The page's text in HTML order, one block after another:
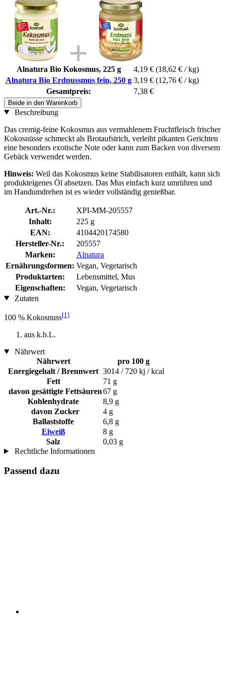
Alnatura Bio Kokosmus, 225 g 4,19 € (18,62 € / kg)
Alnatura Bio Erdnussmus fein, 250 g 3,19 € (12,76 € / kg)
Gesamtpreis:
7,38 €
Beide in den Warenkorb
Beschreibung
Das cremig-feine Kokosmus aus vermahlenem Fruchtfleisch frischer
Kokosnüsse schmeckt als Brotaufstrich, verleiht pikanten Gerichten
eine besonders exotische Note oder kann zum Backen von diversem
Gebäck verwendet werden.
Hinweis: Weil das Kokosmus keine Stabilisatoren enthält, kann sich
produkteigenes Öl absetzen. Das Mus einfach kurz umrühren und
im Handumdrehen ist es wieder vollständig genießbar.
Art.-Nr.:
XPI-MM-205557
Inhalt:
225 g
EAN:
4104420174580
Hersteller-Nr.:
205557
Marken:
Alnatura
Ernährungsformen: Vegan, Vegetarisch
Produktarten:
Lebensmittel, Mus
Eigenschaften:
Vegan, Vegetarisch
Zutaten
100 % Kokosnuss[1]
aus k.b.L.
Nährwert
Nährwert
pro 100 g
Energiegehalt / Brennwert 3014 / 720 kj / kcal
Fett
71 g
davon gesättigte Fettsäuren67 g
Kohlenhydrate
8,9 g
davon Zucker
4 g
Ballaststoffe
6,8 g
Eiweiß
8 g
Salz
0,03 g
Rechtliche Informationen
Passend dazu